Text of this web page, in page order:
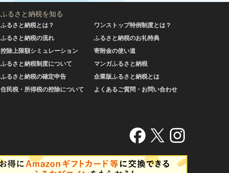
ふるさと納税を知る
ふるさと納税とは？
ふるさと納税の流れ
控除上限額シミュレーション
ふるさと納税制度について
ふるさと納税の確定申告
住民税・所得税の控除について
ワンストップ特例制度とは？
ふるさと納税のお礼特典
寄附金の使い道
マンガふるさと納税
企業版ふるさと納税とは
よくあるご質問・お問い合わせ